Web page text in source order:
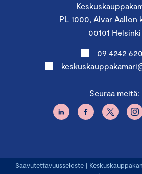
PL 1000, Alvar Aallon
00101 Helsinki
09 4242
Seuraa meitä:
Saavutettavuusseloste |